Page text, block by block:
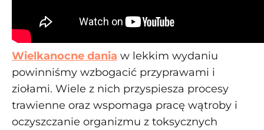
Wielkanocne dania w lekkim wydaniu
powinniśmy wzbogacić przyprawami i
ziołami. Wiele z nich przyspiesza procesy
trawienne oraz wspomaga pracę wątroby i
oczyszczanie organizmu z toksycznych